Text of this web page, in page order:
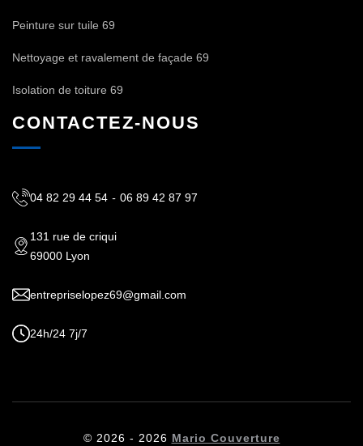
Peinture sur tuile 69
Nettoyage et ravalement de façade 69
Isolation de toiture 69
CONTACTEZ-NOUS
04 82 29 44 54 - 06 89 42 87 97
131 rue de criqui
69000 Lyon
entrepriselopez69@gmail.com
24h/24 7j/7
© 2026 - 2026 Mario Couverture